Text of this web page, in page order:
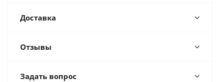
Доставка
Отзывы
Задать вопрос